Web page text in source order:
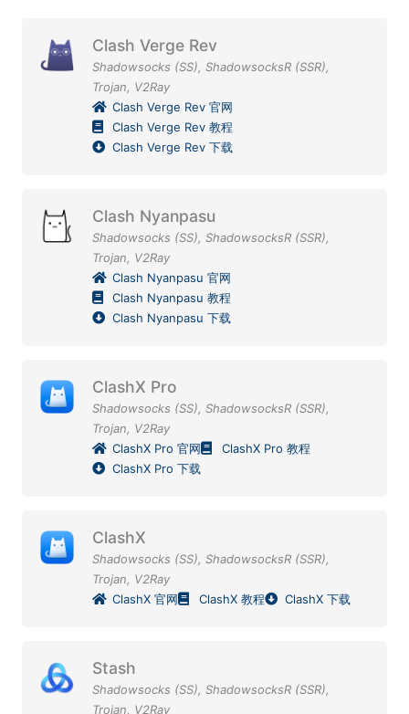
Clash Verge Rev
Shadowsocks (SS), ShadowsocksR (SSR),
Trojan, V2Ray
Clash Verge Rev 官网
Clash Verge Rev 教程
Clash Verge Rev 下载
Clash Nyanpasu
Shadowsocks (SS), ShadowsocksR (SSR),
Trojan, V2Ray
Clash Nyanpasu 官网
Clash Nyanpasu 教程
Clash Nyanpasu 下载
ClashX Pro
Shadowsocks (SS), ShadowsocksR (SSR),
Trojan, V2Ray
ClashX Pro 官网
ClashX Pro 教程
ClashX Pro 下载
ClashX
Shadowsocks (SS), ShadowsocksR (SSR),
Trojan, V2Ray
ClashX 官网
ClashX 教程 ClashX 下载
Stash
Shadowsocks (SS), ShadowsocksR (SSR),
Trojan, V2Ray